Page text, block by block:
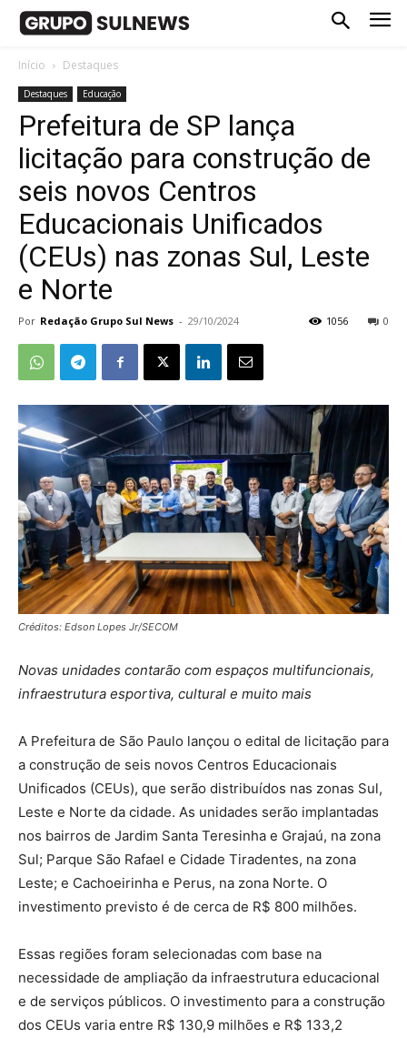
Início Destaques
Destaques Educação
Prefeitura de SP lança
licitação para construção de
seis novos Centros
Educacionais Unificados
(CEUs) nas zonas Sul, Leste
e Norte
Por Redação Grupo Sul News - 29/10/2024 0
1056
Créditos: Edson Lopes Jr/SECOM
Novas unidades contarão com espaços multifuncionais,
infraestrutura esportiva, cultural e muito mais
A Prefeitura de São Paulo lançou o edital de licitação para
a construção de seis novos Centros Educacionais
Unificados (CEUs), que serão distribuídos nas zonas Sul,
Leste e Norte da cidade. As unidades serão implantadas
nos bairros de Jardim Santa Teresinha e Grajaú, na zona
Sul; Parque São Rafael e Cidade Tiradentes, na zona
Leste; e Cachoeirinha e Perus, na zona Norte. O
investimento previsto é de cerca de R$ 800 milhões.
Essas regiões foram selecionadas com base na
necessidade de ampliação da infraestrutura educacional
e de serviços públicos. O investimento para a construção
dos CEUs varia entre R$ 130,9 milhões e R$ 133,2